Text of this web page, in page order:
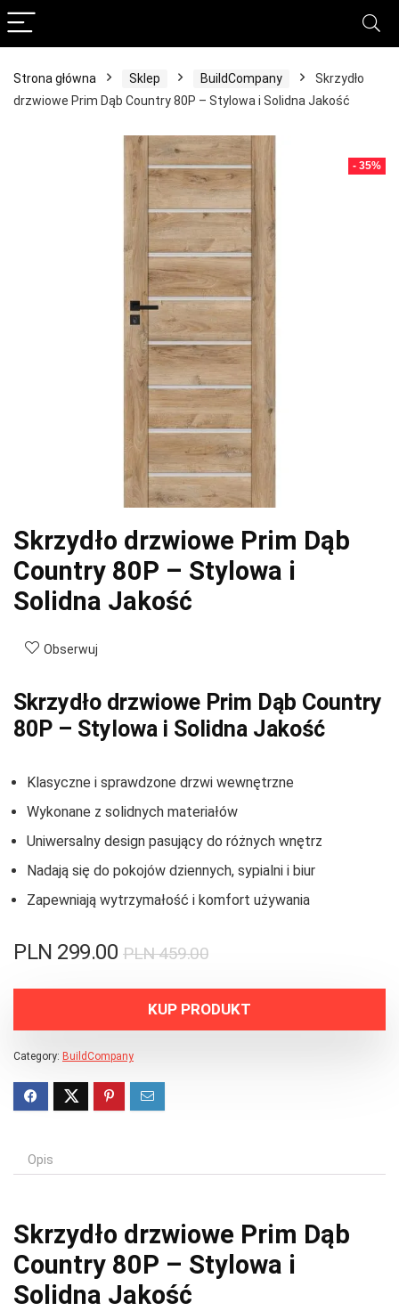
Strona główna Sklep BuildCompany
Skrzydło
drzwiowe Prim Dąb Country 80P – Stylowa i Solidna Jakość
- 35%
Skrzydło drzwiowe Prim Dąb
Country 80P – Stylowa i
Solidna Jakość
Obserwuj
Skrzydło drzwiowe Prim Dąb Country
80P – Stylowa i Solidna Jakość
Klasyczne i sprawdzone drzwi wewnętrzne
Wykonane z solidnych materiałów
Uniwersalny design pasujący do różnych wnętrz
Nadają się do pokojów dziennych, sypialni i biur
Zapewniają wytrzymałość i komfort używania
PLN459.00
PLN 299.00
KUP PRODUKT
Category: BuildCompany
Opis
Skrzydło drzwiowe Prim Dąb
Country 80P – Stylowa i
Solidna Jakość